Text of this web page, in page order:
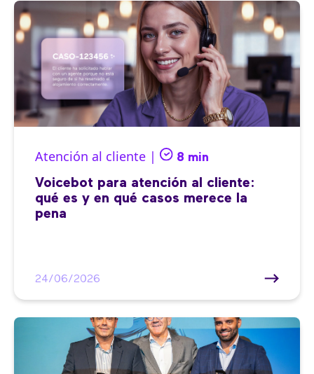
Atención al cliente | 8 min
Voicebot para atención al cliente:
qué es y en qué casos merece la
pena
24/06/2026